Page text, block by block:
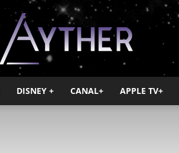
Ayther
DISNEY + CANAL+ APPLE TV+